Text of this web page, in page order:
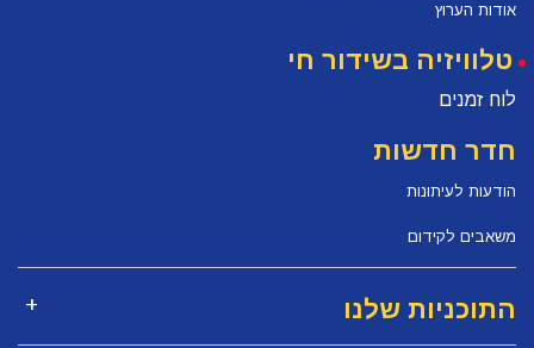
אודות הערוץ
טלוויזיה בשידור חי
לוח זמנים
חדר חדשות
הודעות לעיתונות
משאבים לקידום
התוכניות שלנו